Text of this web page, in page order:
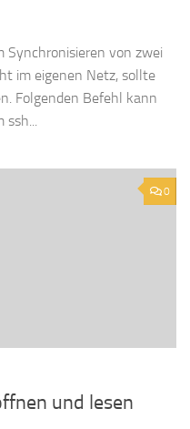
Synchronisieren von zwei
im eigenen Netz, sollte
Folgenden Befehl kann
ssh...
0
und lesen